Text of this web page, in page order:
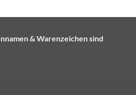
& Warenzeichen sind